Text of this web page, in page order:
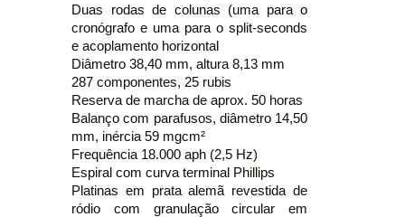
Duas rodas de colunas (uma para o
cronógrafo e uma para o split-seconds
e acoplamento horizontal
Diâmetro 38,40 mm, altura 8,13 mm
287 componentes, 25 rubis
Reserva de marcha de aprox. 50 horas
Balanço com parafusos, diâmetro 14,50
mm, inércia 59 mgcm²
Frequência 18.000 aph (2,5 Hz)
Espiral com curva terminal Phillips
Platinas em prata alemã revestida de
ródio com granulação circular em